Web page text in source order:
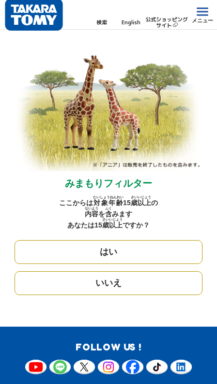
検索 English 公式ショッピング
サイト
メニュー
みまもりフィルター
ここからは対象年齢
たいしょうねんれい
15歳
さい
以上
いじょう
の
内容
ないよう
を含
ふく
みます
あなたは15歳
さい
以上
いじょう
ですか？
はい
いいえ
FOLLOW US !